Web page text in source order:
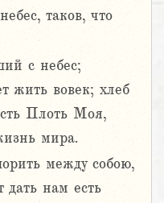
таков, что
с небес;
жить вовек; хлеб
Плоть Моя,
мира.
между собою,
нам есть